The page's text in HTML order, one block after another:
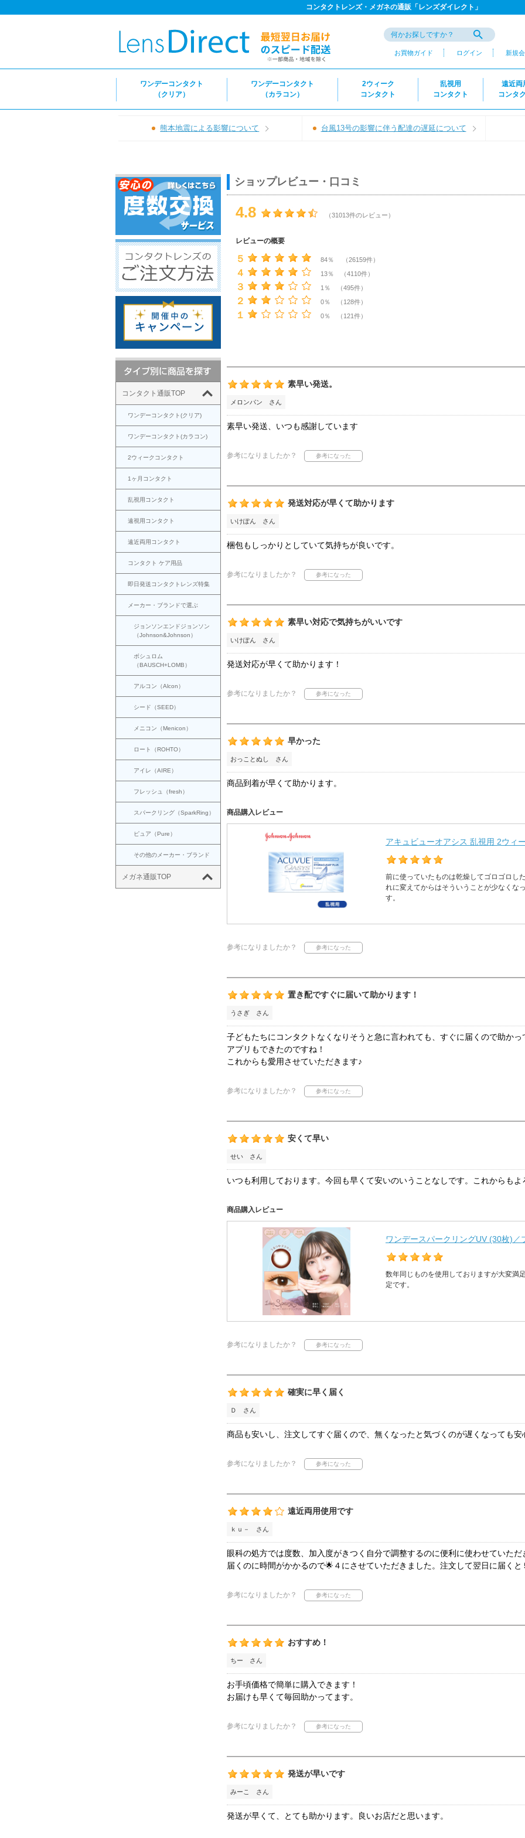
コンタクトレンズ・メガネの通販「レンズダイレクト」
お買物ガイド ログイン 新規
ワンデーコンタクト
（クリア）
ワンデーコンタクト
（カラコン）
2ウィーク
コンタクト
乱視用
コンタクト
遠近両
コンタ
熊本地震による影響について 台風13号の影響に伴う配達の遅延について
コンタクト通販TOP
ワンデーコンタクト(クリア)
ワンデーコンタクト(カラコン)
2ウィークコンタクト
1ヶ月コンタクト
乱視用コンタクト
遠視用コンタクト
遠近両用コンタクト
コンタクト ケア用品
即日発送コンタクトレンズ特集
メーカー・ブランドで選ぶ
ジョンソンエンドジョンソン
（Johnson&Johnson）
ボシュロム
（BAUSCH+LOMB）
アルコン（Alcon）
シード（SEED）
メニコン（Menicon）
ロート（ROHTO）
アイレ（AIRE）
フレッシュ（fresh）
スパークリング（SparkRing）
ピュア（Pure）
その他のメーカー・ブランド
メガネ通販TOP
ショップレビュー・口コミ
4.8 （31013件のレビュー）
レビューの概要
５ 84％ （26159件）
４ 13％ （4110件）
３ 1％ （495件）
２ 0％ （128件）
１ 0％ （121件）
素早い発送。
メロンパン さん
素早い発送、いつも感謝しています
参考になりましたか？
発送対応が早くて助かります
いけぽん さん
梱包もしっかりとしていて気持ちが良いです。
参考になりましたか？
素早い対応で気持ちがいいです
いけぽん さん
発送対応が早くて助かります！
参考になりましたか？
早かった
おっことぬし さん
商品到着が早くて助かります。
商品購入レビュー
アキュビューオアシス 乱視用 2ウィ
前に使っていたものは乾燥してゴロゴロし
れに変えてからはそういうことが少なくな
す。
参考になりましたか？
置き配ですぐに届いて助かります！
うさぎ さん
子どもたちにコンタクトなくなりそうと急に言われても、すぐに届くので助かっ
アプリもできたのですね！
これからも愛用させていただきます♪
参考になりましたか？
安くて早い
せい さん
いつも利用しております。今回も早くて安いのいうことなしです。これからもよ
商品購入レビュー
ワンデースパークリングUV (30枚)
数年同じものを使用しておりますが大変満
定です。
参考になりましたか？
確実に早く届く
Ｄ さん
商品も安いし、注文してすぐ届くので、無くなったと気づくのが遅くなっても安
参考になりましたか？
遠近両用使用です
ｋｕ－ さん
眼科の処方では度数、加入度がきつく自分で調整するのに便利に使わせていただ
届くのに時間がかかるので🌟４にさせていただきました。注文して翌日に届くと
参考になりましたか？
おすすめ！
ちー さん
お手頃価格で簡単に購入できます！
お届けも早くて毎回助かってます。
参考になりましたか？
発送が早いです
みーこ さん
発送が早くて、とても助かります。良いお店だと思います。